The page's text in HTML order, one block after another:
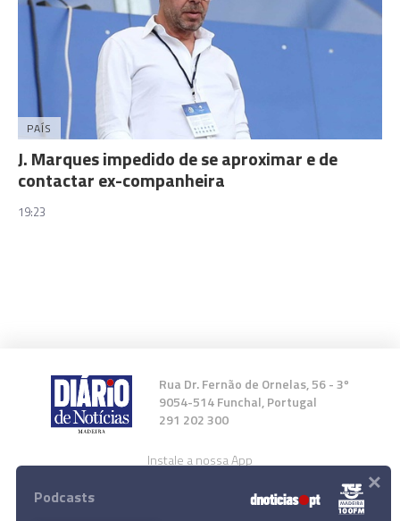
PAÍS
J. Marques impedido de se aproximar e de
contactar ex-companheira
19:23
Rua Dr. Fernão de Ornelas, 56 - 3º
9054-514 Funchal, Portugal
291 202 300
Instale a nossa App
Podcasts ×